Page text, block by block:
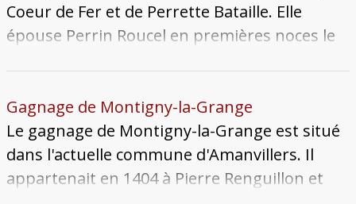
Renguillon et dame Agnès de Ludres sa
femme, gît honorable dame madame Alixette
1514. »
Coeur de Fer et de Perrette Bataille. Elle
épouse Perrin Roucel en premières noces le
rapidement avec Nemmery Renguillon, veuf
de son premier mariage. Mais ce dernier
meurt avant la célébration du mariage le 25
octobre 1490. Françoise meurt à son tour
Gagnage de Montigny-la-Grange
Le gagnage de Montigny-la-Grange est situé
dans l'actuelle commune d'Amanvillers. Il
appartenait en 1404 à Pierre Renguillon et